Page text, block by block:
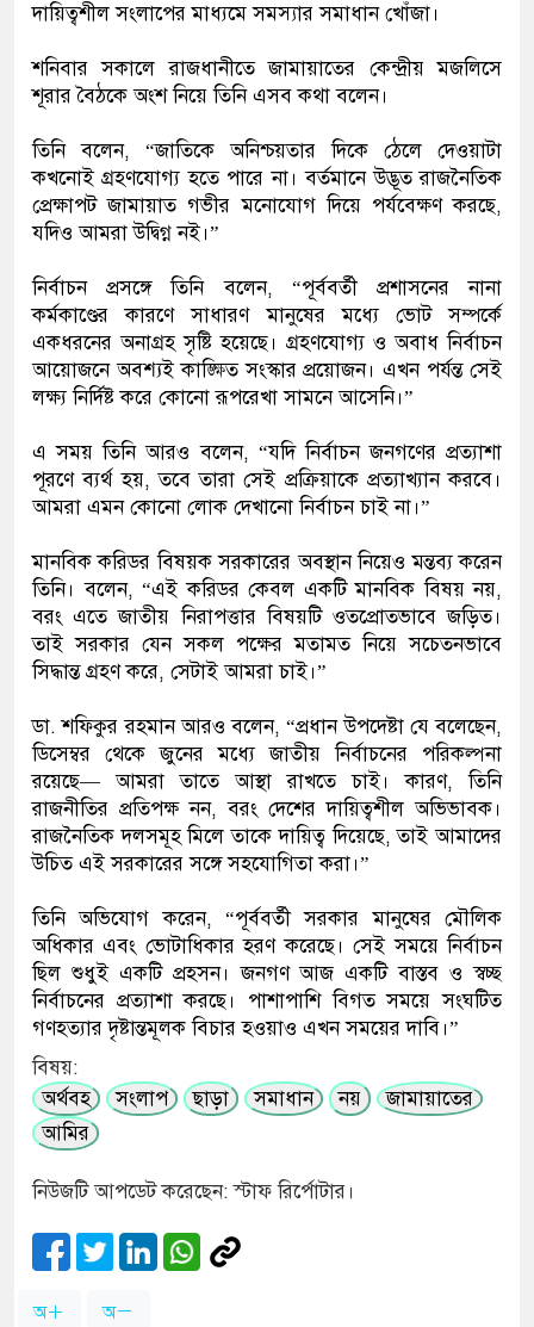
দায়িত্বশীল সংলাপের মাধ্যমে সমস্যার সমাধান খোঁজা।
শনিবার সকালে রাজধানীতে জামায়াতের কেন্দ্রীয় মজলিসে
শূরার বৈঠকে অংশ নিয়ে তিনি এসব কথা বলেন।
তিনি বলেন, “জাতিকে অনিশ্চয়তার দিকে ঠেলে দেওয়াটা
কখনোই গ্রহণযোগ্য হতে পারে না। বর্তমানে উদ্ভূত রাজনৈতিক
প্রেক্ষাপট জামায়াত গভীর মনোযোগ দিয়ে পর্যবেক্ষণ করছে,
যদিও আমরা উদ্বিগ্ন নই।”
নির্বাচন প্রসঙ্গে তিনি বলেন, “পূর্ববর্তী প্রশাসনের নানা
কর্মকাণ্ডের কারণে সাধারণ মানুষের মধ্যে ভোট সম্পর্কে
একধরনের অনাগ্রহ সৃষ্টি হয়েছে। গ্রহণযোগ্য ও অবাধ নির্বাচন
আয়োজনে অবশ্যই কাঙ্ক্ষিত সংস্কার প্রয়োজন। এখন পর্যন্ত সেই
লক্ষ্য নির্দিষ্ট করে কোনো রূপরেখা সামনে আসেনি।”
এ সময় তিনি আরও বলেন, “যদি নির্বাচন জনগণের প্রত্যাশা
পূরণে ব্যর্থ হয়, তবে তারা সেই প্রক্রিয়াকে প্রত্যাখ্যান করবে।
আমরা এমন কোনো লোক দেখানো নির্বাচন চাই না।”
মানবিক করিডর বিষয়ক সরকারের অবস্থান নিয়েও মন্তব্য করেন
তিনি। বলেন, “এই করিডর কেবল একটি মানবিক বিষয় নয়,
বরং এতে জাতীয় নিরাপত্তার বিষয়টি ওতপ্রোতভাবে জড়িত।
তাই সরকার যেন সকল পক্ষের মতামত নিয়ে সচেতনভাবে
সিদ্ধান্ত গ্রহণ করে, সেটাই আমরা চাই।”
ডা. শফিকুর রহমান আরও বলেন, “প্রধান উপদেষ্টা যে বলেছেন,
ডিসেম্বর থেকে জুনের মধ্যে জাতীয় নির্বাচনের পরিকল্পনা
রয়েছে— আমরা তাতে আস্থা রাখতে চাই। কারণ, তিনি
রাজনীতির প্রতিপক্ষ নন, বরং দেশের দায়িত্বশীল অভিভাবক।
রাজনৈতিক দলসমূহ মিলে তাকে দায়িত্ব দিয়েছে, তাই আমাদের
উচিত এই সরকারের সঙ্গে সহযোগিতা করা।”
তিনি অভিযোগ করেন, “পূর্ববর্তী সরকার মানুষের মৌলিক
অধিকার এবং ভোটাধিকার হরণ করেছে। সেই সময়ে নির্বাচন
ছিল শুধুই একটি প্রহসন। জনগণ আজ একটি বাস্তব ও স্বচ্ছ
নির্বাচনের প্রত্যাশা করছে। পাশাপাশি বিগত সময়ে সংঘটিত
গণহত্যার দৃষ্টান্তমূলক বিচার হওয়াও এখন সময়ের দাবি।”
বিষয়:
অর্থবহ
সংলাপ ছাড়া সমাধান নয়
জামায়াতের
আমির
নিউজটি আপডেট করেছেন: স্টাফ রির্পোটার।
অ অ